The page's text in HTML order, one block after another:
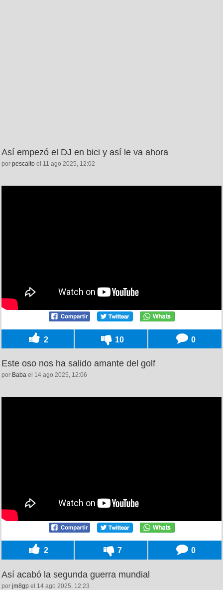
Así empezó el DJ en bici y así le va ahora
por pescaito el 11 ago 2025, 12:02
2 10 0
Este oso nos ha salido amante del golf
por Baba el 14 ago 2025, 12:06
2 7 0
Así acabó la segunda guerra mundial
por jm8gp el 14 ago 2025, 12:23